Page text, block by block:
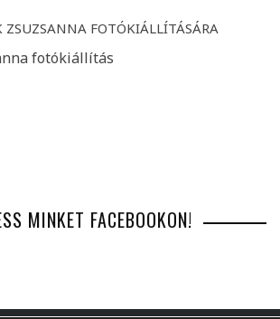
FOTÓKIÁLLÍTÁSÁRA
MINKET FACEBOOKON!